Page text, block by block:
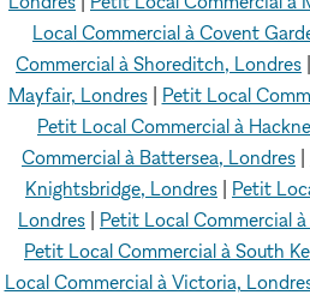
Local Commercial à Covent
Commercial à Shoreditch, Londres
Mayfair, Londres| Petit Local
Petit Local Commercial à
Commercial à Battersea, Londres
Knightsbridge, Londres
Petit
Londres
Petit Local Commercial
Petit Local Commercial à South
Local Commercial à Victoria,